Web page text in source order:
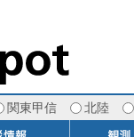
関東甲信 北陸